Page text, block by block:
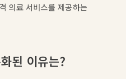
의료 서비스를 제공하는
된 이유는?